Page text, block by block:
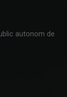
autonom de